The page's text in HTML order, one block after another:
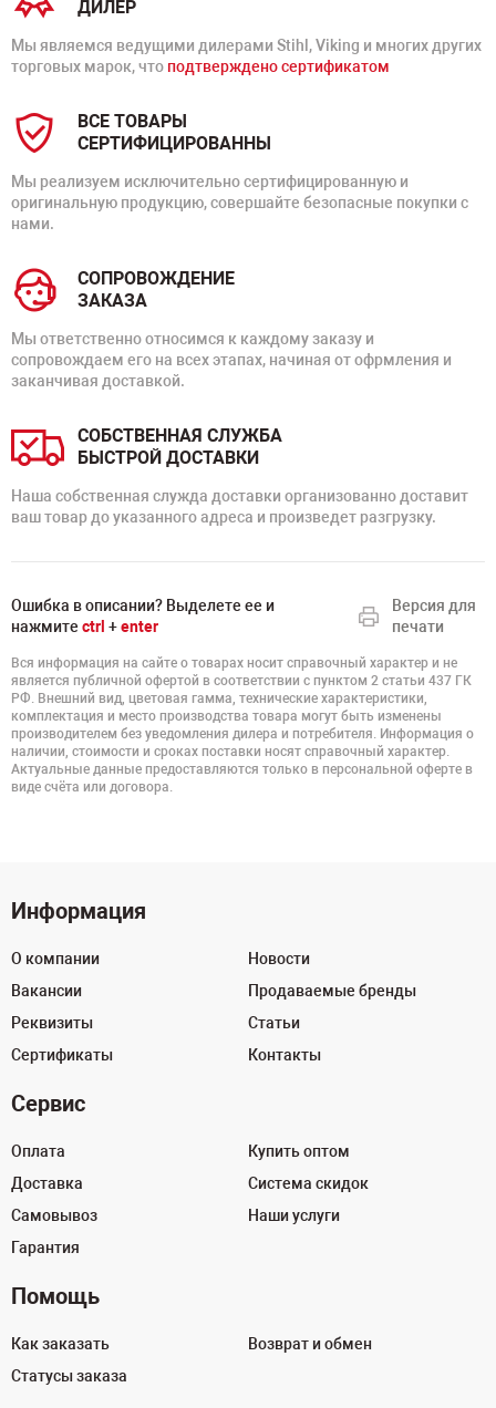
ДИЛЕР
Мы являемся ведущими дилерами Stihl, Viking и многих других
торговых марок, что подтверждено сертификатом
ВСЕ ТОВАРЫ
СЕРТИФИЦИРОВАННЫ
Мы реализуем исключительно сертифицированную и
оригинальную продукцию, совершайте безопасные покупки с
нами.
СОПРОВОЖДЕНИЕ
ЗАКАЗА
Мы ответственно относимся к каждому заказу и
сопровождаем его на всех этапах, начиная от офрмления и
заканчивая доставкой.
СОБСТВЕННАЯ СЛУЖБА
БЫСТРОЙ ДОСТАВКИ
Наша собственная служда доставки организованно доставит
ваш товар до указанного адреса и произведет разгрузку.
Ошибка в описании? Выделете ее и
нажмите ctrl +enter
Версия для
печати
Вся информация на сайте о товарах носит справочный характер и не
является публичной офертой в соответствии с пунктом 2 статьи 437 ГК
РФ. Внешний вид, цветовая гамма, технические характеристики,
комплектация и место производства товара могут быть изменены
производителем без уведомления дилера и потребителя. Информация о
наличии, стоимости и сроках поставки носят справочный характер.
Актуальные данные предоставляются только в персональной оферте в
виде счёта или договора.
Информация
О компании
Вакансии
Реквизиты
Сертификаты
Новости
Продаваемые бренды
Статьи
Контакты
Сервис
Оплата
Доставка
Самовывоз
Гарантия
Купить оптом
Система скидок
Наши услуги
Помощь
Как заказать
Статусы заказа
Возврат и обмен